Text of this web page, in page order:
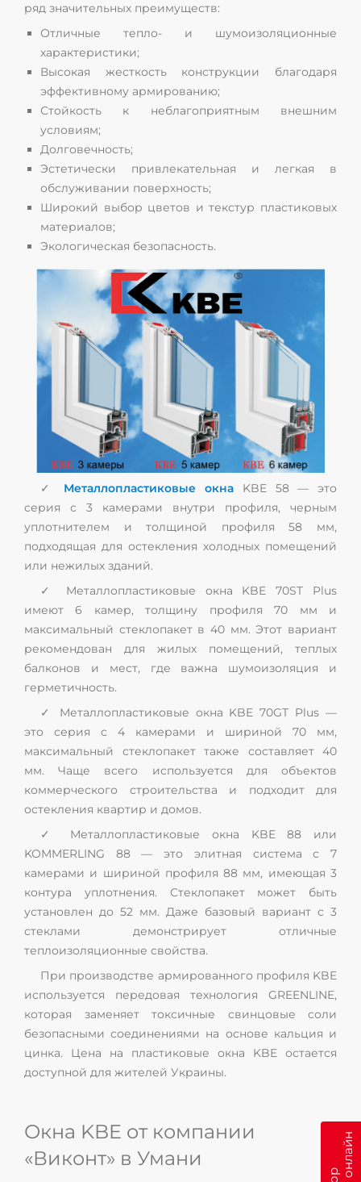
ряд значительных преимуществ:
Отличные тепло- и шумоизоляционные
характеристики;
Высокая жесткость конструкции благодаря
эффективному армированию;
Стойкость к неблагоприятным внешним
условиям;
Долговечность;
Эстетически привлекательная и легкая в
обслуживании поверхность;
Широкий выбор цветов и текстур пластиковых
материалов;
Экологическая безопасность.
✓ Металлопластиковые окна KBE 58 — это
серия с 3 камерами внутри профиля, черным
уплотнителем и толщиной профиля 58 мм,
подходящая для остекления холодных помещений
или нежилых зданий.
✓ Металлопластиковые окна KBE 70ST Plus
имеют 6 камер, толщину профиля 70 мм и
максимальный стеклопакет в 40 мм. Этот вариант
рекомендован для жилых помещений, теплых
балконов и мест, где важна шумоизоляция и
герметичность.
✓ Металлопластиковые окна KBE 70GT Plus —
это серия с 4 камерами и шириной 70 мм,
максимальный стеклопакет также составляет 40
мм. Чаще всего используется для объектов
коммерческого строительства и подходит для
остекления квартир и домов.
✓ Металлопластиковые окна KBE 88 или
KOMMERLING 88 — это элитная система с 7
камерами и шириной профиля 88 мм, имеющая 3
контура уплотнения. Стеклопакет может быть
установлен до 52 мм. Даже базовый вариант с 3
стеклами демонстрирует отличные
теплоизоляционные свойства.
При производстве армированного профиля KBE
используется передовая технология GREENLINE,
которая заменяет токсичные свинцовые соли
безопасными соединениями на основе кальция и
цинка. Цена на пластиковые окна KBE остается
доступной для жителей Украины.
Окна KBE от компании
«Виконт» в Умани